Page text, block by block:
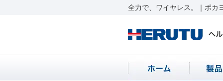
全力で、ワイヤレス。｜ポカ